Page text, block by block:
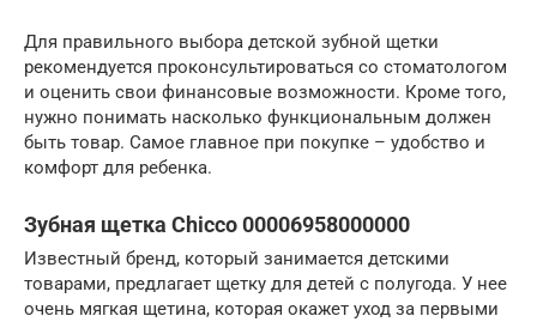
Для правильного выбора детской зубной щетки
рекомендуется проконсультироваться со стоматологом
и оценить свои финансовые возможности. Кроме того,
нужно понимать насколько функциональным должен
быть товар. Самое главное при покупке – удобство и
комфорт для ребенка.
Зубная щетка Chicco 00006958000000
Известный бренд, который занимается детскими
товарами, предлагает щетку для детей с полугода. У нее
очень мягкая щетина, которая окажет уход за первыми